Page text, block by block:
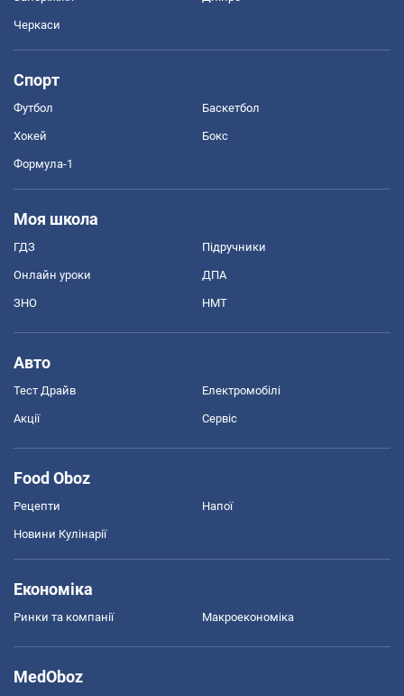
Черкаси
Спорт
Футбол Баскетбол
Хокей Бокс
Формула-1
Моя школа
ГДЗ Підручники
Онлайн уроки ДПА
ЗНО НМТ
Авто
Тест Драйв Електромобілі
Акції Сервіс
Food Oboz
Рецепти Напої
Новини Кулінарії
Економіка
Ринки та компанії Макроекономіка
MedOboz